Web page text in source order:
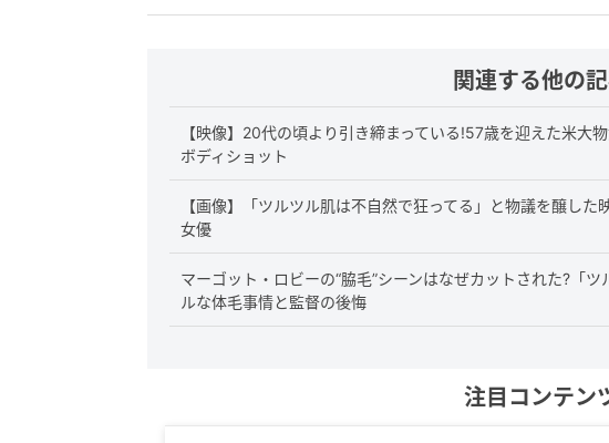
関連する他の
【映像】20代の頃より引き締まっている!57歳を迎えた米大
ボディショット
【画像】「ツルツル肌は不自然で狂ってる」と物議を醸し
女優
マーゴット・ロビーの“脇毛”シーンはなぜカットされた?「
ルな体毛事情と監督の後悔
注目コンテン